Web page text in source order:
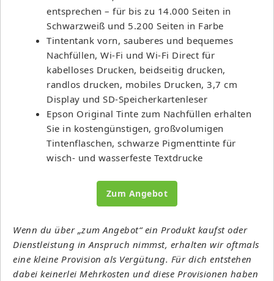
entsprechen – für bis zu 14.000 Seiten in
Schwarzweiß und 5.200 Seiten in Farbe
Tintentank vorn, sauberes und bequemes
Nachfüllen, Wi-Fi und Wi-Fi Direct für
kabelloses Drucken, beidseitig drucken,
randlos drucken, mobiles Drucken, 3,7 cm
Display und SD-Speicherkartenleser
Epson Original Tinte zum Nachfüllen erhalten
Sie in kostengünstigen, großvolumigen
Tintenflaschen, schwarze Pigmenttinte für
wisch- und wasserfeste Textdrucke
Zum Angebot
Wenn du über „zum Angebot“ ein Produkt kaufst oder
Dienstleistung in Anspruch nimmst, erhalten wir oftmals
eine kleine Provision als Vergütung. Für dich entstehen
dabei keinerlei Mehrkosten und diese Provisionen haben